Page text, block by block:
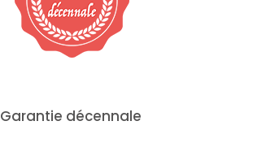
Garantie décennale